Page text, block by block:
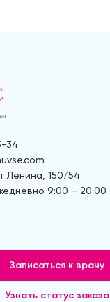
34
Ленина, 150/54
9:00 – 20:00
Записаться к врачу
Узнать статус заказа